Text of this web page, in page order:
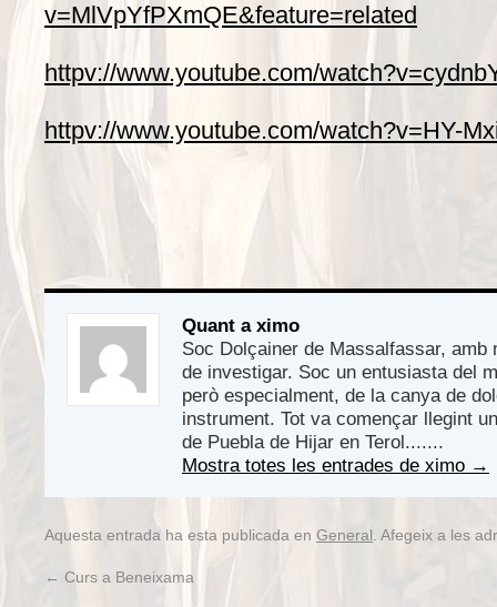
v=MlVpYfPXmQE&feature=related
httpv://www.youtube.com/
httpv://www.youtube.com/watch?v=HY-
Quant a ximo
Soc Dolçainer de Massalfassar, amb
de investigar. Soc un entusiasta del
però especialment, de la canya de
instrument. Tot va començar llegint
de Puebla de Hijar en Terol.......
Mostra totes les entrades de ximo →
Aquesta entrada ha esta publicada en General . Afegeix a les
← Curs a Beneixama